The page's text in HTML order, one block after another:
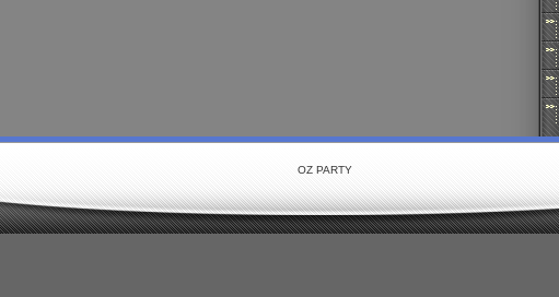
OZ PARTY